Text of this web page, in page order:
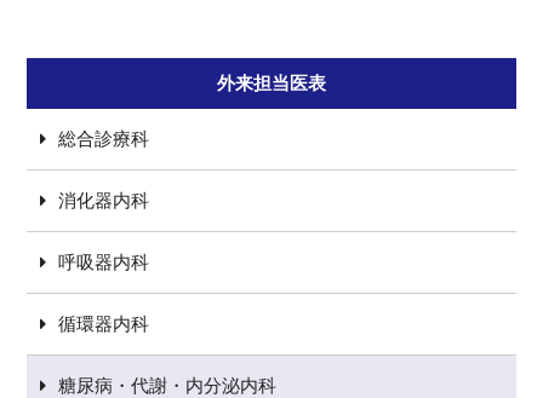
外来担当医表
総合診療科
消化器内科
呼吸器内科
循環器内科
糖尿病・代謝・内分泌内科